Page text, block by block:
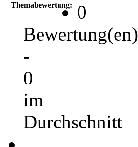
Themabewertung:
0
Bewertung(en)
-
0
im
Durchschnitt